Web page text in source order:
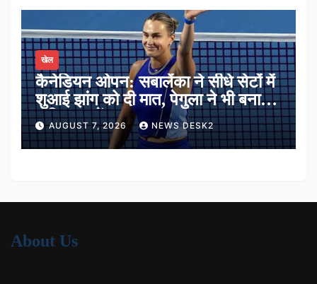
खेल
कैनेडियन ओपन: सबालेंका ने सीधे सेटों में
शुआई झांग को दी मात, पेगुला ने भी बनाई
अंतिम 16 में जगह
AUGUST 7, 2026 NEWS DESK2
About Us